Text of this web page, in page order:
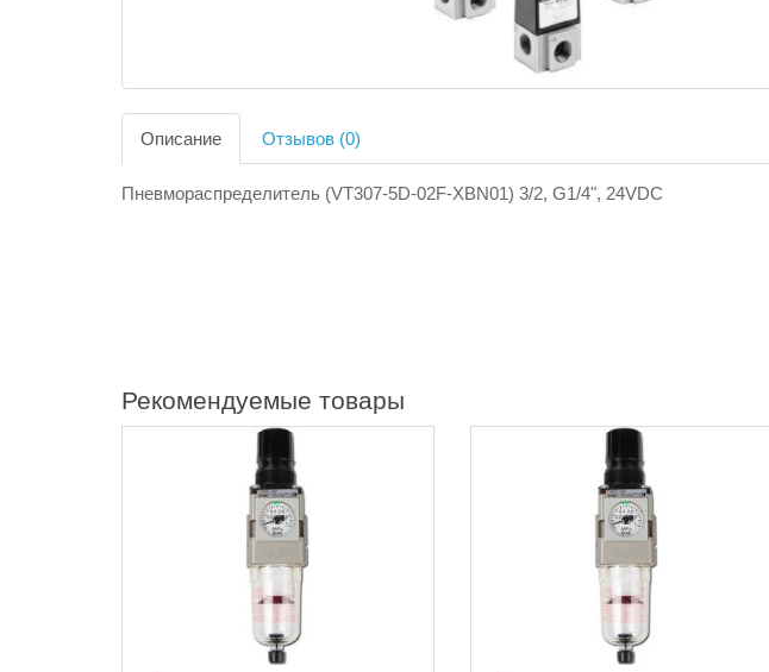
Описание Отзывов (0)
Пневмораспределитель (VT307-5D-02F-XBN01) 3/2, G1/4", 24VDC
Рекомендуемые товары